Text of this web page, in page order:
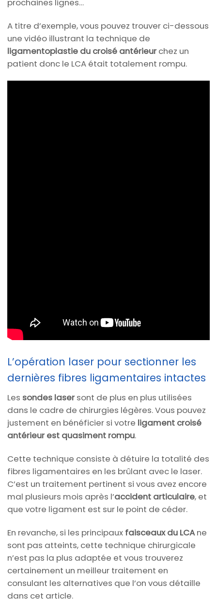
prochaines lignes…
A titre d’exemple, vous pouvez trouver ci-dessous
une vidéo illustrant la technique de
ligamentoplastie du croisé antérieurchez un
patient donc le LCA était totalement rompu.
L’opération laser pour sectionner les
dernières fibres ligamentaires intactes
Les sondes lasersont de plus en plus utilisées
dans le cadre de chirurgies légères. Vous pouvez
justement en bénéficier si votre ligament croisé
antérieur est quasiment rompu.
Cette technique consiste à détuire la totalité des
fibres ligamentaires en les brûlant avec le laser.
C’est un traitement pertinent si vous avez encore
mal plusieurs mois après l’accident articulaire, et
que votre ligament est sur le point de céder.
En revanche, si les principaux faisceaux du LCAne
sont pas atteints, cette technique chirurgicale
n’est pas la plus adaptée et vous trouverez
certainement un meilleur traitement en
consulant les alternatives que l’on vous détaille
dans cet article.